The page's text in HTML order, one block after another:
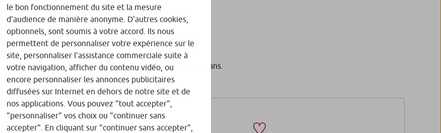
de l’enfant
l’âge que vous aurez fixé pour l’enfant entre 18 et 25 ans.
le bon fonctionnement du site et la mesure
d'audience de manière anonyme. D'autres cookies,
optionnels, sont soumis à votre accord. Ils nous
permettent de personnaliser votre expérience sur le
site, personnaliser l'assistance commerciale suite à
votre navigation, afficher du contenu vidéo, ou
encore personnaliser les annonces publicitaires
diffusées sur Internet en dehors de notre site et de
nos applications. Vous pouvez "tout accepter",
"personnaliser" vos choix ou "continuer sans
accepter". En cliquant sur "continuer sans accepter",